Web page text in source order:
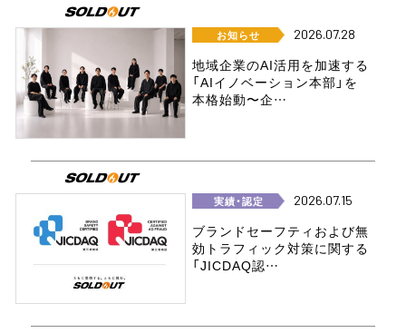
お知らせ 2026.07.28
地域企業のAI活用を加速する
「AIイノベーション本部」を
本格始動〜企…
実績・認定 2026.07.15
ブランドセーフティおよび無
効トラフィック対策に関する
「JICDAQ認…